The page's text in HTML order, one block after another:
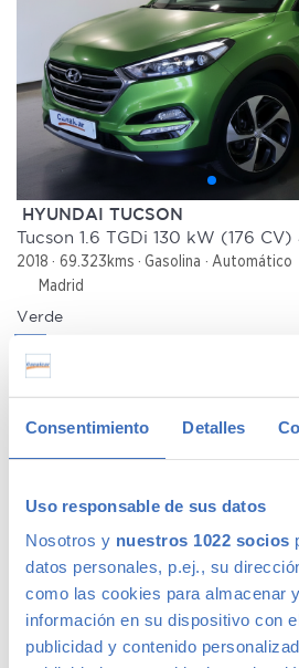
Consentimiento Detalles
Uso responsable de sus datos
Nosotros y nuestros 1022 socios
datos personales, p.ej., su
como las cookies para almacenar
información en su dispositivo con
publicidad y contenido
HYUNDAI TUCSON
2018 69.323kms Gasolina
Automático
Madrid
Verde
Ventajas de comprar un
segunda mano